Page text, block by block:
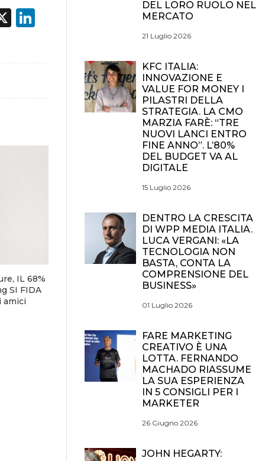
X LinkedIn
IL 68%
SI FIDA
amici
DEL LORO RUOLO NEL
MERCATO
21 Luglio 2026
KFC ITALIA:
INNOVAZIONE E
VALUE FOR MONEY I
PILASTRI DELLA
STRATEGIA. LA CMO
MARZIA FARÈ: “TRE
NUOVI LANCI ENTRO
FINE ANNO”. L’80%
DEL BUDGET VA AL
DIGITALE
15 Luglio 2026
DENTRO LA CRESCITA
DI WPP MEDIA ITALIA.
LUCA VERGANI: «LA
TECNOLOGIA NON
BASTA, CONTA LA
COMPRENSIONE DEL
BUSINESS»
01 Luglio 2026
FARE MARKETING
CREATIVO È UNA
LOTTA. FERNANDO
MACHADO RIASSUME
LA SUA ESPERIENZA
IN 5 CONSIGLI PER I
MARKETER
26 Giugno 2026
JOHN HEGARTY: